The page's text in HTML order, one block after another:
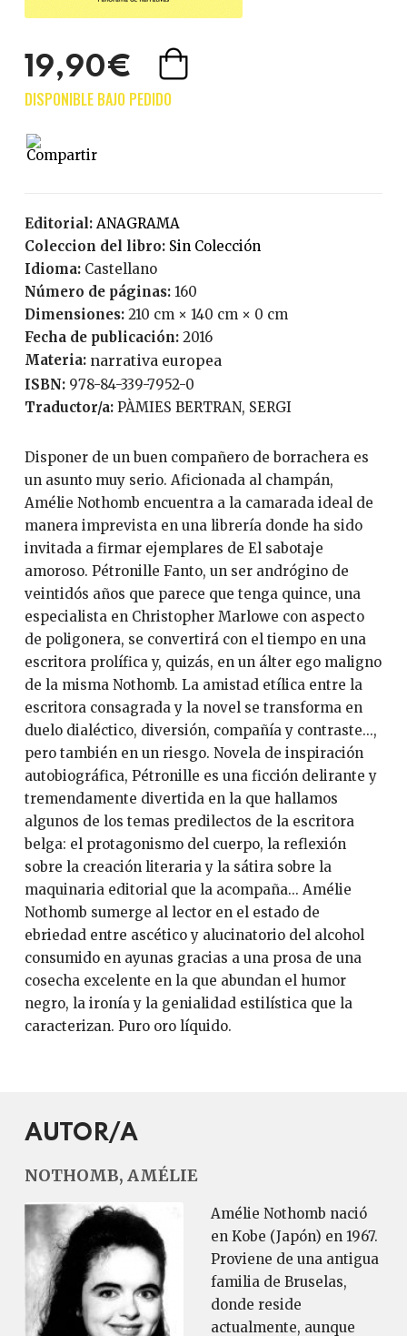
19,90€
Editorial:
ANAGRAMA
Coleccion del libro:
Sin Colección
Idioma:
Castellano
Número de páginas: 160
Dimensiones: 210 cm × 140 cm × 0 cm
Fecha de publicación:
2016
Materia: narrativa europea
ISBN:
978-84-339-7952-0
Traductor/a:
PÀMIES BERTRAN, SERGI
Disponer de un buen compañero de borrachera es
un asunto muy serio. Aficionada al champán,
Amélie Nothomb encuentra a la camarada ideal de
manera imprevista en una librería donde ha sido
invitada a firmar ejemplares de El sabotaje
amoroso. Pétronille Fanto, un ser andrógino de
veintidós años que parece que tenga quince, una
especialista en Christopher Marlowe con aspecto
de poligonera, se convertirá con el tiempo en una
escritora prolífica y, quizás, en un álter ego maligno
de la misma Nothomb. La amistad etílica entre la
escritora consagrada y la novel se transforma en
duelo dialéctico, diversión, compañía y contraste...,
pero también en un riesgo. Novela de inspiración
autobiográfica, Pétronille es una ficción delirante y
tremendamente divertida en la que hallamos
algunos de los temas predilectos de la escritora
belga: el protagonismo del cuerpo, la reflexión
sobre la creación literaria y la sátira sobre la
maquinaria editorial que la acompaña... Amélie
Nothomb sumerge al lector en el estado de
ebriedad entre ascético y alucinatorio del alcohol
consumido en ayunas gracias a una prosa de una
cosecha excelente en la que abundan el humor
negro, la ironía y la genialidad estilística que la
caracterizan. Puro oro líquido.
AUTOR/A
NOTHOMB, AMÉLIE
Amélie Nothomb nació
en Kobe (Japón) en 1967.
Proviene de una antigua
familia de Bruselas,
donde reside
actualmente, aunque